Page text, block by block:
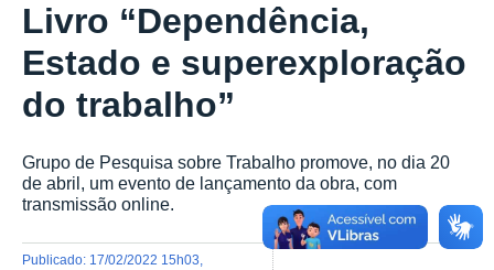
Livro “Dependência,
Estado e superexploração
do trabalho”
Grupo de Pesquisa sobre Trabalho promove, no dia 20
de abril, um evento de lançamento da obra, com
transmissão online.
publicado: 17/02/2022 15h03